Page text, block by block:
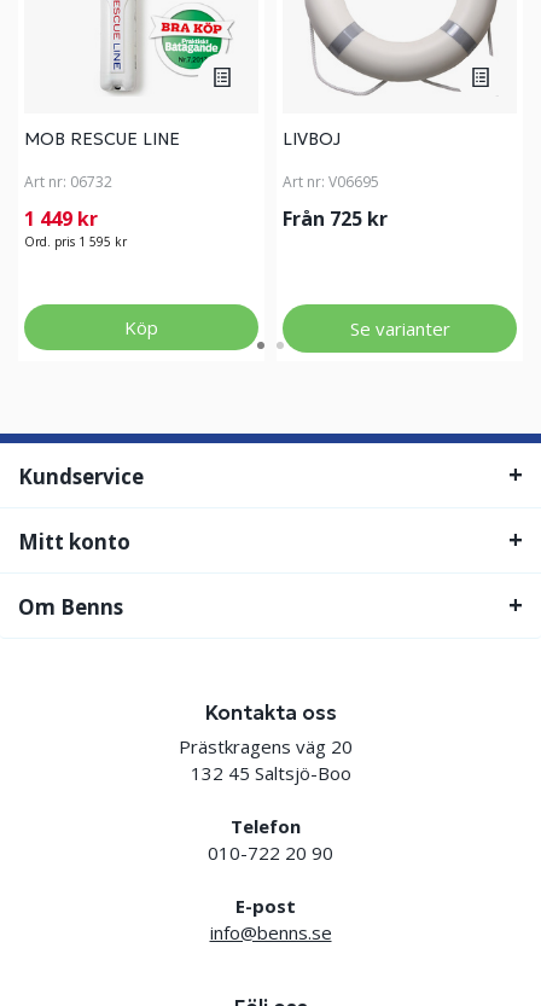
MOB RESCUE LINE
Art nr: 06732
1 449 kr
Ord. pris 1 595 kr
Köp
LIVBOJ
Art nr: V06695
Från 725 kr
Se varianter
Kundservice
Mitt konto
Om Benns
Kontakta oss
Prästkragens väg 20
132 45 Saltsjö-Boo
Telefon
010-722 20 90
E-post
info@benns.se